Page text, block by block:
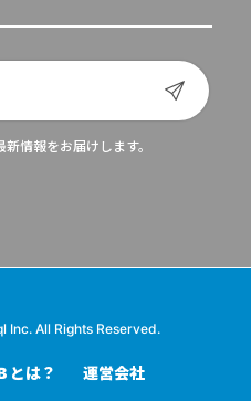
情報をお届けします。
All Rights Reserved.
とは？ 運営会社